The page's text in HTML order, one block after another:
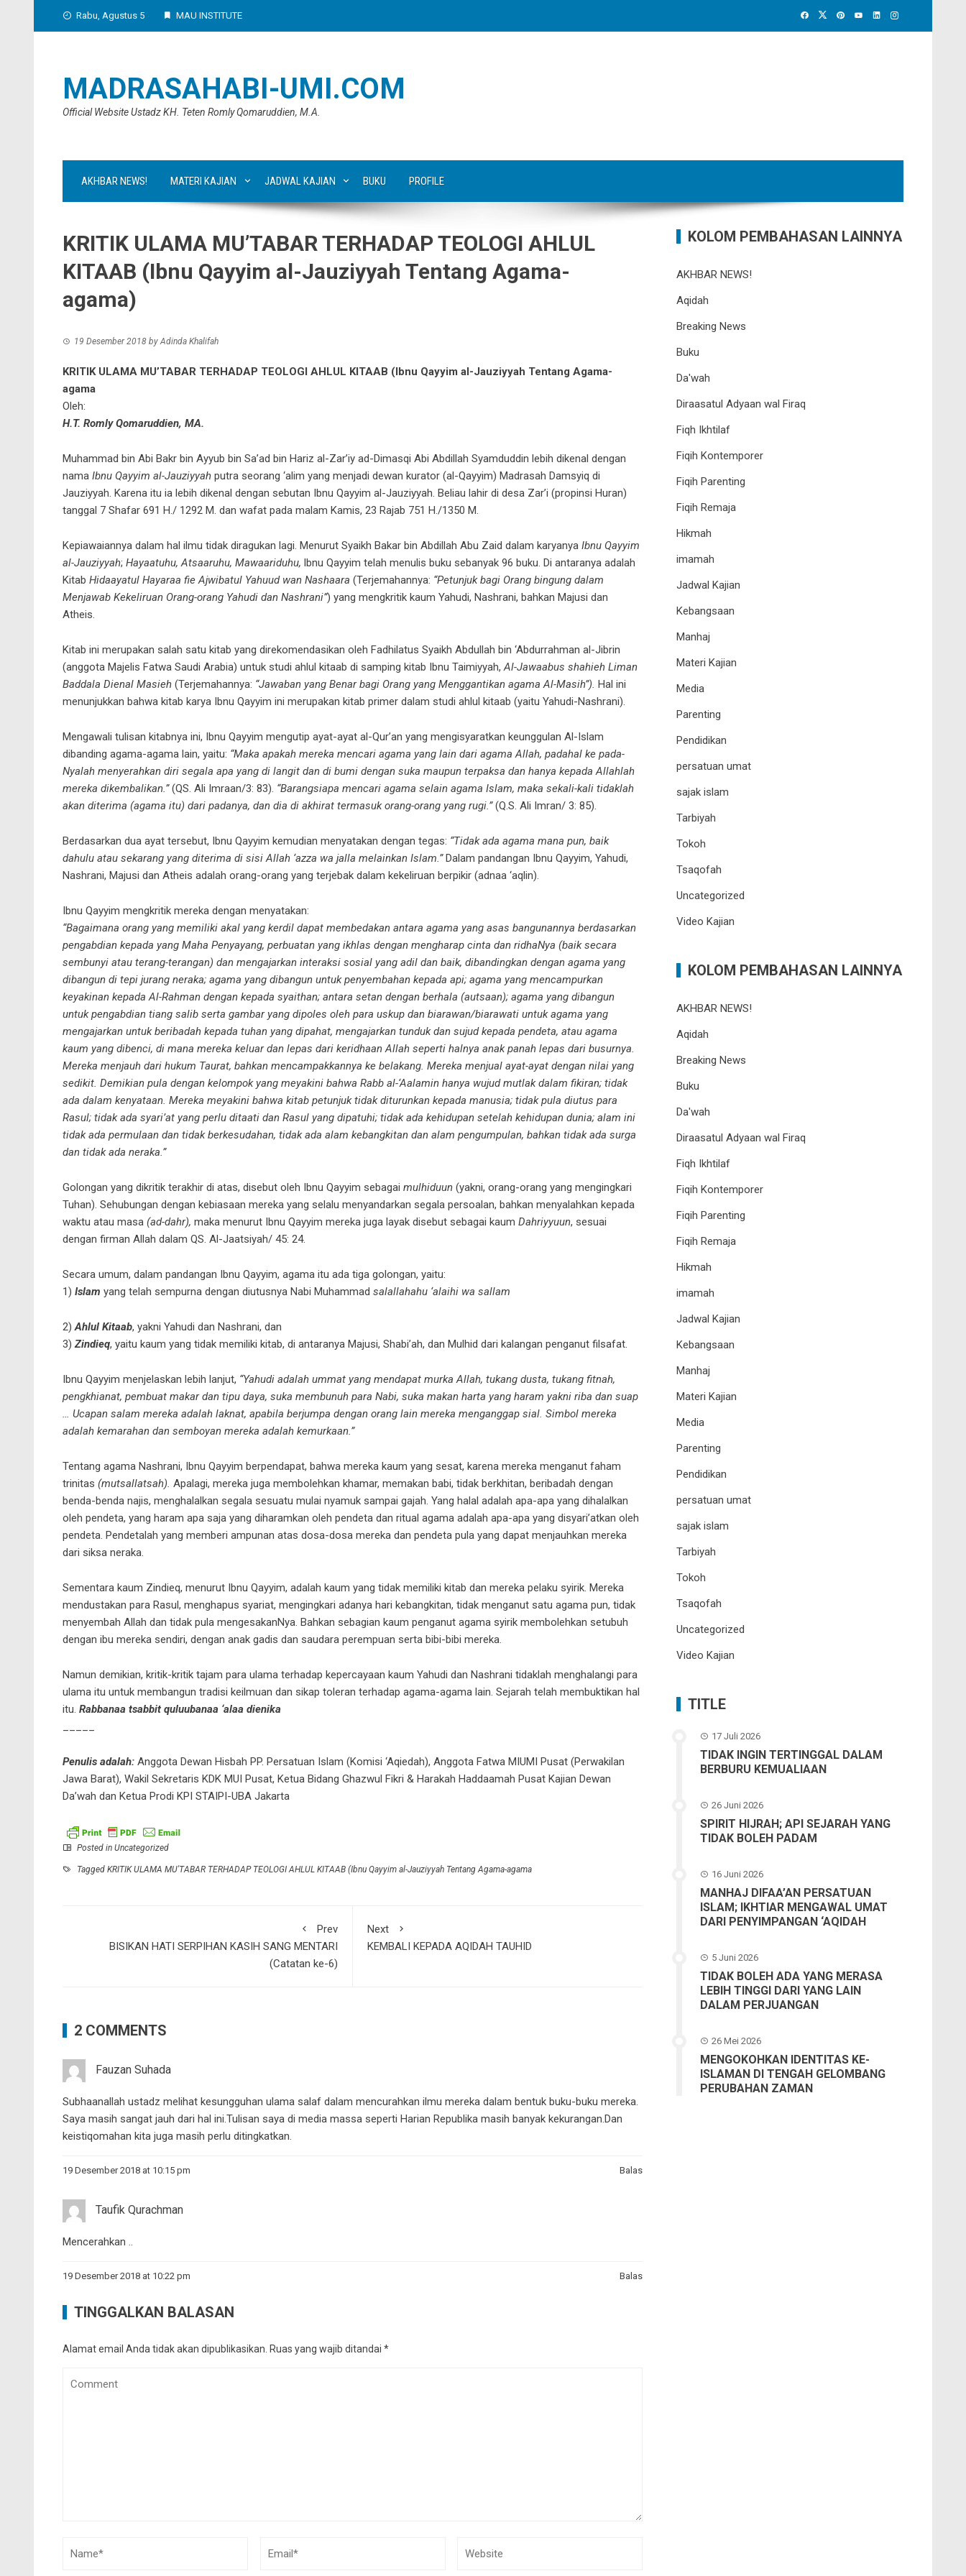
Rabu, Agustus 5 MAU INSTITUTE
MADRASAHABI-UMI.COM
Official Website Ustadz KH. Teten Romly Qomaruddien, M.A.
AKHBAR NEWS! MATERI KAJIAN JADWAL KAJIAN BUKU PROFILE
KRITIK ULAMA MU’TABAR TERHADAP TEOLOGI AHLUL
KITAAB (Ibnu Qayyim al-Jauziyyah Tentang Agama-
agama)
19 Desember 2018 byAdinda Khalifah
KRITIK ULAMA MU’TABAR TERHADAP TEOLOGI AHLUL KITAAB (Ibnu Qayyim al-Jauziyyah Tentang Agama-
agama
Oleh:
H.T. Romly Qomaruddien, MA.
Muhammad bin Abi Bakr bin Ayyub bin Sa’ad bin Hariz al-Zar’iy ad-Dimasqi Abi Abdillah Syamduddin lebih dikenal dengan
nama Ibnu Qayyim al-Jauziyyah putra seorang ‘alim yang menjadi dewan kurator (al-Qayyim) Madrasah Damsyiq di
Jauziyyah. Karena itu ia lebih dikenal dengan sebutan Ibnu Qayyim al-Jauziyyah. Beliau lahir di desa Zar’i (propinsi Huran)
tanggal 7 Shafar 691 H./ 1292 M. dan wafat pada malam Kamis, 23 Rajab 751 H./1350 M.
Kepiawaiannya dalam hal ilmu tidak diragukan lagi. Menurut Syaikh Bakar bin Abdillah Abu Zaid dalam karyanya Ibnu Qayyim
al-Jauziyyah; Hayaatuhu, Atsaaruhu, Mawaariduhu, lbnu Qayyim telah menulis buku sebanyak 96 buku. Di antaranya adalah
Kitab Hidaayatul Hayaraa fie Ajwibatul Yahuud wan Nashaara (Terjemahannya: “Petunjuk bagi Orang bingung dalam
Menjawab Kekeliruan Orang-orang Yahudi dan Nashrani”) yang mengkritik kaum Yahudi, Nashrani, bahkan Majusi dan
Atheis.
Kitab ini merupakan salah satu kitab yang direkomendasikan oleh Fadhilatus Syaikh Abdullah bin ‘Abdurrahman al-Jibrin
(anggota Majelis Fatwa Saudi Arabia) untuk studi ahlul kitaab di samping kitab Ibnu Taimiyyah,Al-Jawaabus shahieh Liman
Baddala Dienal Masieh (Terjemahannya: “Jawaban yang Benar bagi Orang yang Menggantikan agama Al-Masih”). Hal ini
menunjukkan bahwa kitab karya Ibnu Qayyim ini merupakan kitab primer dalam studi ahlul kitaab (yaitu Yahudi-Nashrani).
Mengawali tulisan kitabnya ini, Ibnu Qayyim mengutip ayat-ayat al-Qur’an yang mengisyaratkan keunggulan Al-Islam
dibanding agama-agama lain, yaitu: “Maka apakah mereka mencari agama yang lain dari agama Allah, padahal ke pada-
Nyalah menyerahkan diri segala apa yang di langit dan di bumi dengan suka maupun terpaksa dan hanya kepada Allahlah
mereka dikembalikan.”(QS. Ali Imraan/3: 83). “Barangsiapa mencari agama selain agama Islam, maka sekali-kali tidaklah
akan diterima (agama itu) dari padanya, dan dia di akhirat termasuk orang-orang yang rugi.”(Q.S. Ali Imran/ 3: 85).
Berdasarkan dua ayat tersebut, Ibnu Qayyim kemudian menyatakan dengan tegas: “Tidak ada agama mana pun, baik
dahulu atau sekarang yang diterima di sisi Allah ‘azza wa jalla melainkan Islam.”Dalam pandangan Ibnu Qayyim, Yahudi,
Nashrani, Majusi dan Atheis adalah orang-orang yang terjebak dalam kekeliruan berpikir (adnaa ‘aqlin).
Ibnu Qayyim mengkritik mereka dengan menyatakan:
“Bagaimana orang yang memiliki akal yang kerdil dapat membedakan antara agama yang asas bangunannya berdasarkan
pengabdian kepada yang Maha Penyayang, perbuatan yang ikhlas dengan mengharap cinta dan ridhaNya (baik secara
sembunyi atau terang-terangan) dan mengajarkan interaksi sosial yang adil dan baik, dibandingkan dengan agama yang
dibangun di tepi jurang neraka; agama yang dibangun untuk penyembahan kepada api; agama yang mencampurkan
keyakinan kepada Al-Rahman dengan kepada syaithan; antara setan dengan berhala (autsaan); agama yang dibangun
untuk pengabdian tiang salib serta gambar yang dipoles oleh para uskup dan biarawan/biarawati untuk agama yang
mengajarkan untuk beribadah kepada tuhan yang dipahat, mengajarkan tunduk dan sujud kepada pendeta, atau agama
kaum yang dibenci, di mana mereka keluar dan lepas dari keridhaan Allah seperti halnya anak panah lepas dari busurnya.
Mereka menjauh dari hukum Taurat, bahkan mencampakkannya ke belakang. Mereka menjual ayat-ayat dengan nilai yang
sedikit. Demikian pula dengan kelompok yang meyakini bahwa Rabb al-‘Aalamin hanya wujud mutlak dalam fikiran; tidak
ada dalam kenyataan. Mereka meyakini bahwa kitab petunjuk tidak diturunkan kepada manusia; tidak pula diutus para
Rasul; tidak ada syari’at yang perlu ditaati dan Rasul yang dipatuhi; tidak ada kehidupan setelah kehidupan dunia; alam ini
tidak ada permulaan dan tidak berkesudahan, tidak ada alam kebangkitan dan alam pengumpulan, bahkan tidak ada surga
dan tidak ada neraka.”
Golongan yang dikritik terakhir di atas, disebut oleh Ibnu Qayyim sebagai mulhiduun (yakni, orang-orang yang mengingkari
Tuhan). Sehubungan dengan kebiasaan mereka yang selalu menyandarkan segala persoalan, bahkan menyalahkan kepada
waktu atau masa (ad-dahr), maka menurut Ibnu Qayyim mereka juga layak disebut sebagai kaum Dahriyyuun, sesuai
dengan firman Allah dalam QS. Al-Jaatsiyah/ 45: 24.
Secara umum, dalam pandangan Ibnu Qayyim, agama itu ada tiga golongan, yaitu:
1) Islam yang telah sempurna dengan diutusnya Nabi Muhammad salallahahu ‘alaihi wa sallam
2)Ahlul Kitaab, yakni Yahudi dan Nashrani, dan
3)Zindieq, yaitu kaum yang tidak memiliki kitab, di antaranya Majusi, Shabi’ah, dan Mulhid dari kalangan penganut filsafat.
Ibnu Qayyim menjelaskan lebih lanjut, “Yahudi adalah ummat yang mendapat murka Allah, tukang dusta, tukang fitnah,
pengkhianat, pembuat makar dan tipu daya, suka membunuh para Nabi, suka makan harta yang haram yakni riba dan suap
… Ucapan salam mereka adalah laknat, apabila berjumpa dengan orang lain mereka menganggap sial. Simbol mereka
adalah kemarahan dan semboyan mereka adalah kemurkaan.”
Tentang agama Nashrani, Ibnu Qayyim berpendapat, bahwa mereka kaum yang sesat, karena mereka menganut faham
trinitas (mutsallatsah). Apalagi, mereka juga membolehkan khamar, memakan babi, tidak berkhitan, beribadah dengan
benda-benda najis, menghalalkan segala sesuatu mulai nyamuk sampai gajah. Yang halal adalah apa-apa yang dihalalkan
oleh pendeta, yang haram apa saja yang diharamkan oleh pendeta dan ritual agama adalah apa-apa yang disyari’atkan oleh
pendeta. Pendetalah yang memberi ampunan atas dosa-dosa mereka dan pendeta pula yang dapat menjauhkan mereka
dari siksa neraka.
Sementara kaum Zindieq, menurut Ibnu Qayyim, adalah kaum yang tidak memiliki kitab dan mereka pelaku syirik. Mereka
mendustakan para Rasul, menghapus syariat, mengingkari adanya hari kebangkitan, tidak menganut satu agama pun, tidak
menyembah Allah dan tidak pula mengesakanNya. Bahkan sebagian kaum penganut agama syirik membolehkan setubuh
dengan ibu mereka sendiri, dengan anak gadis dan saudara perempuan serta bibi-bibi mereka.
Namun demikian, kritik-kritik tajam para ulama terhadap kepercayaan kaum Yahudi dan Nashrani tidaklah menghalangi para
ulama itu untuk membangun tradisi keilmuan dan sikap toleran terhadap agama-agama lain. Sejarah telah membuktikan hal
itu. Rabbanaa tsabbit quluubanaa ‘alaa dienika
Penulis adalah: Anggota Dewan Hisbah PP. Persatuan Islam (Komisi ‘Aqiedah), Anggota Fatwa MIUMI Pusat (Perwakilan
Jawa Barat), Wakil Sekretaris KDK MUI Pusat, Ketua Bidang Ghazwul Fikri & Harakah Haddaamah Pusat Kajian Dewan
Da’wah dan Ketua Prodi KPI STAIPI-UBA Jakarta
Posted in Uncategorized
Tagged KRITIK ULAMA MU'TABAR TERHADAP TEOLOGI AHLUL KITAAB (Ibnu Qayyim al-Jauziyyah Tentang Agama-agama
Prev
BISIKAN HATI SERPIHAN KASIH SANG MENTARI
(Catatan ke-6)
Next
KEMBALI KEPADA AQIDAH TAUHID
2 COMMENTS
Fauzan Suhada
Subhaanallah ustadz melihat kesungguhan ulama salaf dalam mencurahkan ilmu mereka dalam bentuk buku-buku mereka.
Saya masih sangat jauh dari hal ini.Tulisan saya di media massa seperti Harian Republika masih banyak kekurangan.Dan
keistiqomahan kita juga masih perlu ditingkatkan.
19 Desember 2018 at 10:15 pm Balas
Taufik Qurachman
Mencerahkan ..
19 Desember 2018 at 10:22 pm Balas
TINGGALKAN BALASAN
Alamat email Anda tidak akan dipublikasikan. Ruas yang wajib ditandai *
KOLOM PEMBAHASAN LAINNYA
AKHBAR NEWS!
Aqidah
Breaking News
Buku
Da'wah
Diraasatul Adyaan wal Firaq
Fiqh Ikhtilaf
Fiqih Kontemporer
Fiqih Parenting
Fiqih Remaja
Hikmah
imamah
Jadwal Kajian
Kebangsaan
Manhaj
Materi Kajian
Media
Parenting
Pendidikan
persatuan umat
sajak islam
Tarbiyah
Tokoh
Tsaqofah
Uncategorized
Video Kajian
KOLOM PEMBAHASAN LAINNYA
AKHBAR NEWS!
Aqidah
Breaking News
Buku
Da'wah
Diraasatul Adyaan wal Firaq
Fiqh Ikhtilaf
Fiqih Kontemporer
Fiqih Parenting
Fiqih Remaja
Hikmah
imamah
Jadwal Kajian
Kebangsaan
Manhaj
Materi Kajian
Media
Parenting
Pendidikan
persatuan umat
sajak islam
Tarbiyah
Tokoh
Tsaqofah
Uncategorized
Video Kajian
TITLE
17 Juli 2026
TIDAK INGIN TERTINGGAL DALAM
BERBURU KEMUALIAAN
26 Juni 2026
SPIRIT HIJRAH; API SEJARAH YANG
TIDAK BOLEH PADAM
16 Juni 2026
MANHAJ DIFAA’AN PERSATUAN
ISLAM; IKHTIAR MENGAWAL UMAT
DARI PENYIMPANGAN ‘AQIDAH
5 Juni 2026
TIDAK BOLEH ADA YANG MERASA
LEBIH TINGGI DARI YANG LAIN
DALAM PERJUANGAN
26 Mei 2026
MENGOKOHKAN IDENTITAS KE-
ISLAMAN DI TENGAH GELOMBANG
PERUBAHAN ZAMAN